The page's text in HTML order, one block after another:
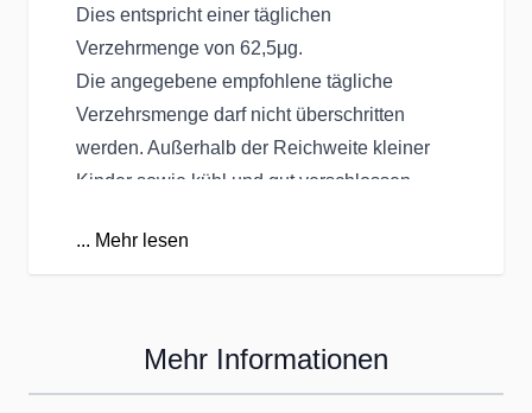
Dies entspricht einer täglichen
Verzehrmenge von 62,5μg.
Die angegebene empfohlene tägliche
Verzehrsmenge darf nicht überschritten
werden. Außerhalb der Reichweite kleiner
Kinder sowie kühl und gut verschlossen
Nährwertangaben:
Verzehreinheiten je Dose: 180
... Mehr lesen
Mehr Informationen